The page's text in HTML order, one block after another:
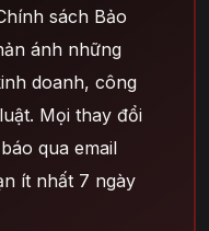
sách Bảo
ánh những
doanh, công
Mọi thay đổi
qua email
ít nhất 7 ngày